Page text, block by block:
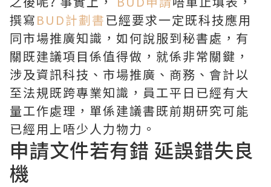
撰寫BUD計劃書已經要求一定既科技應用
同市場推廣知識，如何說服到秘書處，有
關既建議項目係值得做，就係非常關鍵，
涉及資訊科技、市場推廣、商務、會計以
至法規既跨專業知識，員工平日已經有大
量工作處理，單係建議書既前期研究可能
已經用上唔少人力物力。
申請文件若有錯 延誤錯失良
機​